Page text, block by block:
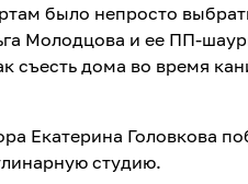
было непросто
Молодцова и ее ПП-
съесть дома во время
Екатерина Головкова
студию.